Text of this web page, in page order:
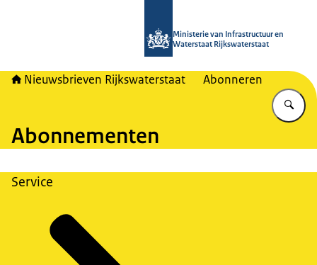
Ministerie van Infrastructuur en
Waterstaat Rijkswaterstaat
Nieuwsbrieven Rijkswaterstaat Abonneren
Abonnementen
Service